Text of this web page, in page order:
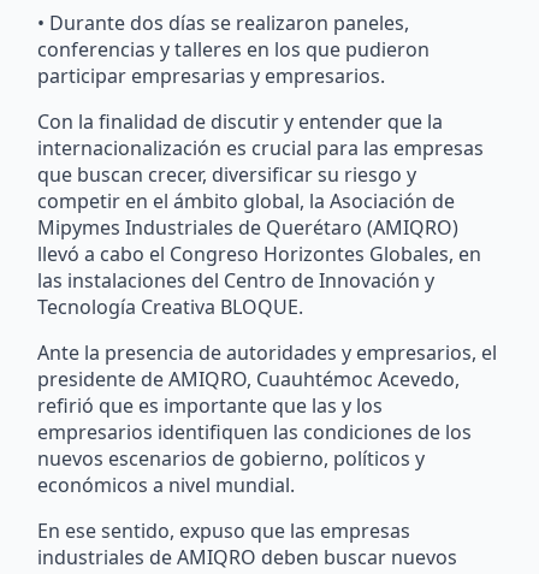
• Durante dos días se realizaron paneles,
conferencias y talleres en los que pudieron
participar empresarias y empresarios.
Con la finalidad de discutir y entender que la
internacionalización es crucial para las empresas
que buscan crecer, diversificar su riesgo y
competir en el ámbito global, la Asociación de
Mipymes Industriales de Querétaro (AMIQRO)
llevó a cabo el Congreso Horizontes Globales, en
las instalaciones del Centro de Innovación y
Tecnología Creativa BLOQUE.
Ante la presencia de autoridades y empresarios, el
presidente de AMIQRO, Cuauhtémoc Acevedo,
refirió que es importante que las y los
empresarios identifiquen las condiciones de los
nuevos escenarios de gobierno, políticos y
económicos a nivel mundial.
En ese sentido, expuso que las empresas
industriales de AMIQRO deben buscar nuevos